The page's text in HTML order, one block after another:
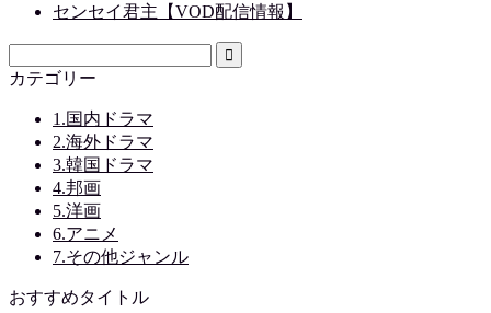
センセイ君主【VOD配信情報】
カテゴリー
1.国内ドラマ
2.海外ドラマ
3.韓国ドラマ
4.邦画
5.洋画
6.アニメ
7.その他ジャンル
おすすめタイトル